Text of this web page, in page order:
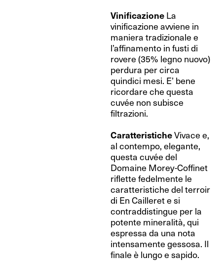
Vinificazione La
vinificazione avviene in
maniera tradizionale e
l’affinamento in fusti di
rovere (35% legno nuovo)
perdura per circa
quindici mesi. E’ bene
ricordare che questa
cuvée non subisce
filtrazioni.
CaratteristicheVivace e,
al contempo, elegante,
questa cuvée del
Domaine Morey-Coffinet
riflette fedelmente le
caratteristiche del terroir
di En Cailleret e si
contraddistingue per la
potente mineralità, qui
espressa da una nota
intensamente gessosa. Il
finale è lungo e sapido.